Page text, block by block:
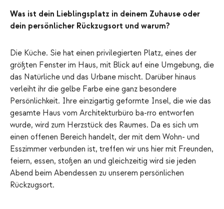
Was ist dein Lieblingsplatz in deinem Zuhause oder
dein persönlicher Rückzugsort und warum?
Die Küche. Sie hat einen privilegierten Platz, eines der
größten Fenster im Haus, mit Blick auf eine Umgebung, die
das Natürliche und das Urbane mischt. Darüber hinaus
verleiht ihr die gelbe Farbe eine ganz besondere
Persönlichkeit. Ihre einzigartig geformte Insel, die wie das
gesamte Haus vom Architekturbüro ba-rro entworfen
wurde, wird zum Herzstück des Raumes. Da es sich um
einen offenen Bereich handelt, der mit dem Wohn- und
Esszimmer verbunden ist, treffen wir uns hier mit Freunden,
feiern, essen, stoßen an und gleichzeitig wird sie jeden
Abend beim Abendessen zu unserem persönlichen
Rückzugsort.